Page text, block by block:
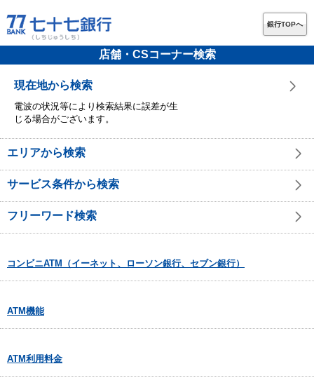
銀行TOPへ
店舗・CSコーナー検索
現在地から検索
電波の状況等により検索結果に誤差が生
じる場合がございます。
エリアから検索
サービス条件から検索
フリーワード検索
コンビニATM（イーネット、ローソン銀行、セブン銀行）
ATM機能
ATM利用料金